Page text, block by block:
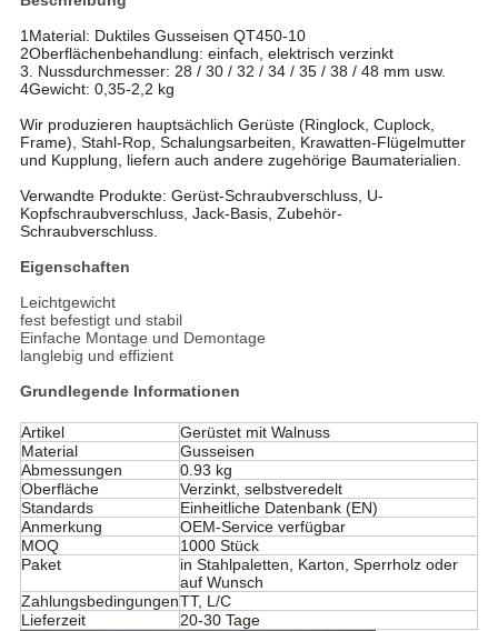
1Material: Duktiles Gusseisen QT450-10
2Oberflächenbehandlung: einfach, elektrisch verzinkt
3. Nussdurchmesser: 28 / 30 / 32 / 34 / 35 / 38 / 48 mm usw.
4Gewicht: 0,35-2,2 kg
Wir produzieren hauptsächlich Gerüste (Ringlock, Cuplock,
Frame), Stahl-Rop, Schalungsarbeiten, Krawatten-Flügelmutter
und Kupplung, liefern auch andere zugehörige Baumaterialien.
Verwandte Produkte: Gerüst-Schraubverschluss, U-
Kopfschraubverschluss, Jack-Basis, Zubehör-
Schraubverschluss.
Eigenschaften
Leichtgewicht
fest befestigt und stabil
Einfache Montage und Demontage
langlebig und effizient
Grundlegende Informationen
Artikel
Gerüstet mit Walnuss
Material
Gusseisen
Abmessungen
0.93 kg
Oberfläche
Verzinkt, selbstveredelt
Standards
Einheitliche Datenbank (EN)
Anmerkung
OEM-Service verfügbar
MOQ
1000 Stück
Paket
in Stahlpaletten, Karton, Sperrholz oder
auf Wunsch
ZahlungsbedingungenTT, L/C
Lieferzeit
20-30 Tage